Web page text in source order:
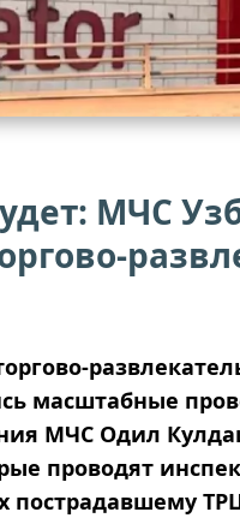
МЧС
масштабные
МЧС Одил
проводят
пострадавшему